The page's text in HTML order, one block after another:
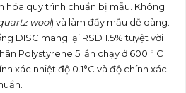
hóa quy trình chuẩn bị mẫu. Không
wool) và làm đầy mẫu dễ dàng.
DISC mang lại RSD 1.5% tuyệt vời
Polystyrene 5 lần chạy ở 600 ° C
xác nhiệt độ 0.1°C và độ chính xác